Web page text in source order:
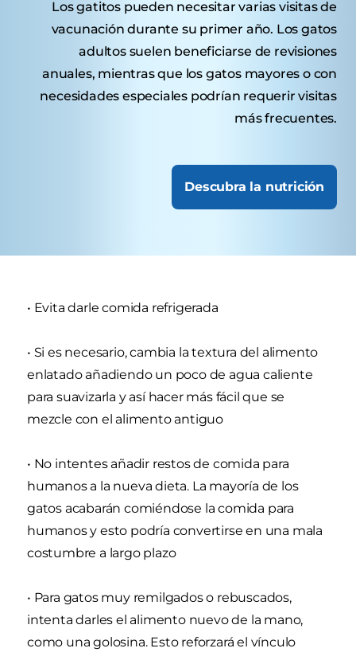
Los gatitos pueden necesitar varias visitas de
vacunación durante su primer año. Los gatos
adultos suelen beneficiarse de revisiones
anuales, mientras que los gatos mayores o con
necesidades especiales podrían requerir visitas
más frecuentes.
Descubra la nutrición
• Evita darle comida refrigerada
• Si es necesario, cambia la textura del alimento
enlatado añadiendo un poco de agua caliente
para suavizarla y así hacer más fácil que se
mezcle con el alimento antiguo
• No intentes añadir restos de comida para
humanos a la nueva dieta. La mayoría de los
gatos acabarán comiéndose la comida para
humanos y esto podría convertirse en una mala
costumbre a largo plazo
• Para gatos muy remilgados o rebuscados,
intenta darles el alimento nuevo de la mano,
como una golosina. Esto reforzará el vínculo